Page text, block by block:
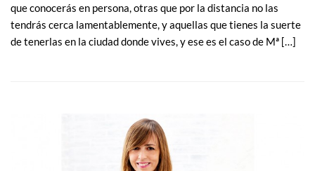
que conocerás en persona, otras que por la distancia no las
tendrás cerca lamentablemente, y aquellas que tienes la suerte
de tenerlas en la ciudad donde vives, y ese es el caso de Mª […]